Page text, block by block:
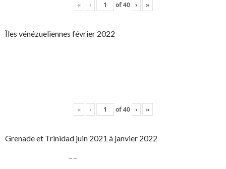
« ‹ of40 › »
Îles vénézueliennes février 2022
« ‹ of40 › »
Grenade et Trinidad juin 2021 à janvier 2022